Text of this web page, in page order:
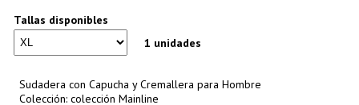
Tallas disponibles
1 unidades
Sudadera con Capucha y Cremallera para Hombre
Colección: colección Mainline